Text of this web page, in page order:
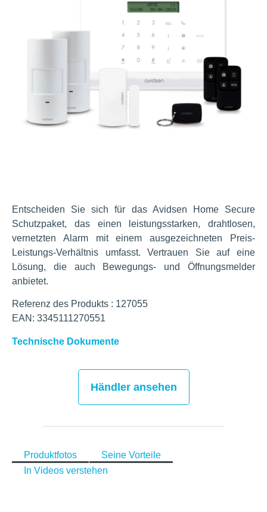
Entscheiden Sie sich für das Avidsen Home Secure
Schutzpaket, das einen leistungsstarken, drahtlosen,
vernetzten Alarm mit einem ausgezeichneten Preis-
Leistungs-Verhältnis umfasst. Vertrauen Sie auf eine
Lösung, die auch Bewegungs- und Öffnungsmelder
anbietet.
Referenz des Produkts : 127055
EAN: 3345111270551
Technische Dokumente
Händler ansehen
Produktfotos
Seine Vorteile
In Videos verstehen